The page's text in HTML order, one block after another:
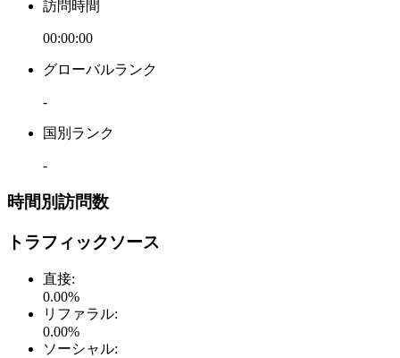
訪問時間
00:00:00
グローバルランク
-
国別ランク
-
時間別訪問数
トラフィックソース
直接:
0.00%
リファラル:
0.00%
ソーシャル: